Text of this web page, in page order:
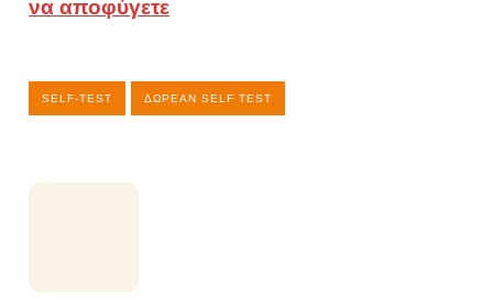
να αποφύγετε
SELF-TEST ΔΩΡΕΆΝ SELF TEST